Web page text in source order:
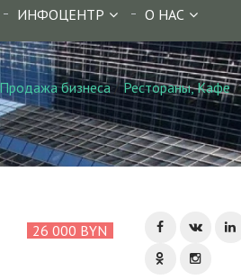
ИНФОЦЕНТР О НАС
Продажа бизнеса/Рестораны, Кафе
26 000 BYN